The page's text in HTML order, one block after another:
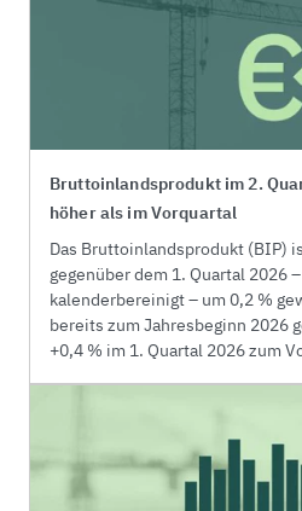
Inflationsrate ohne
auch als Kerninflation
voraussichtlich +2,4 %. Die
gegenüber dem Vorjahresmonat
8,3 %. Damit nimmt die
Bruttoinlandsprodukt im 2.
höher als im Vorquartal
Das Bruttoinlandsprodukt (BIP)
gegenüber dem 1. Quartal 2026
kalenderbereinigt – um 0,2 %
bereits zum Jahresbeginn 2026
+0,4 % im 1. Quartal 2026 zum
nahmen die Exporte preis-,
gegenüber dem Vorquartal zu.
entwickelten sich den
verhalten, die Investitionen